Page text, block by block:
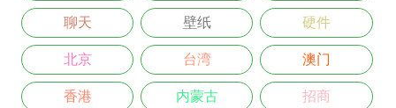
聊天 壁纸 硬件
北京 台湾 澳门
香港 内蒙古 招商